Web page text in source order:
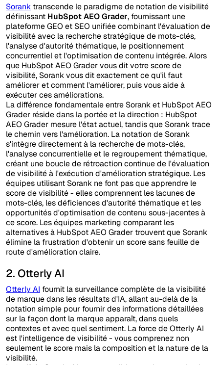
Sorank transcende le paradigme de notation de visibilité
définissant HubSpot AEO Grader, fournissant une
plateforme GEO et SEO unifiée combinant l'évaluation de
visibilité avec la recherche stratégique de mots-clés,
l'analyse d'autorité thématique, le positionnement
concurrentiel et l'optimisation de contenu intégrée. Alors
que HubSpot AEO Grader vous dit votre score de
visibilité, Sorank vous dit exactement ce qu'il faut
améliorer et comment l'améliorer, puis vous aide à
exécuter ces améliorations.
La différence fondamentale entre Sorank et HubSpot AEO
Grader réside dans la portée et la direction : HubSpot
AEO Grader mesure l'état actuel, tandis que Sorank trace
le chemin vers l'amélioration. La notation de Sorank
s'intègre directement à la recherche de mots-clés,
l'analyse concurrentielle et le regroupement thématique,
créant une boucle de rétroaction continue de l'évaluation
de visibilité à l'exécution d'amélioration stratégique. Les
équipes utilisant Sorank ne font pas que apprendre le
score de visibilité - elles comprennent les lacunes de
mots-clés, les déficiences d'autorité thématique et les
opportunités d'optimisation de contenu sous-jacentes à
ce score. Les équipes marketing comparant les
alternatives à HubSpot AEO Grader trouvent que Sorank
élimine la frustration d'obtenir un score sans feuille de
route d'amélioration claire.
2. Otterly AI
Otterly AI fournit la surveillance complète de la visibilité
de marque dans les résultats d'IA, allant au-delà de la
notation simple pour fournir des informations détaillées
sur la façon dont la marque apparaît, dans quels
contextes et avec quel sentiment. La force de Otterly AI
est l'intelligence de visibilité - vous comprenez non
seulement le score mais la composition et la nature de la
visibilité.